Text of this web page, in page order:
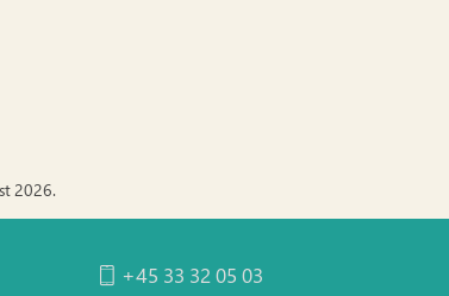
2026.
+45 33 32 05 03